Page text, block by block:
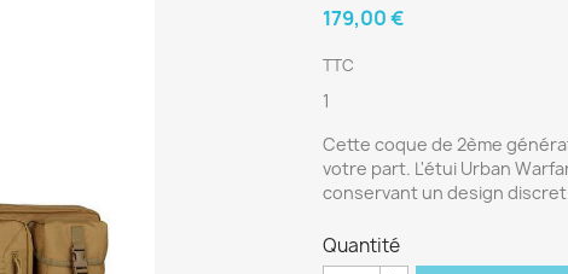
179,00 €
TTC
1
Cette coque de 2ème
votre part. L'étui Urban
conservant un design discret.
Quantité